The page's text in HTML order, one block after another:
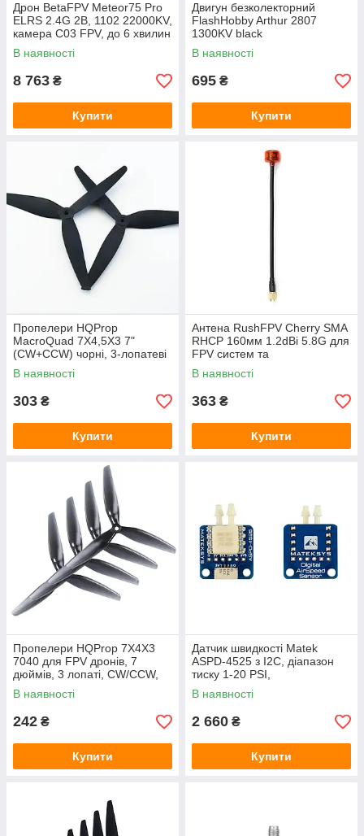
Дрон BetaFPV Meteor75 Pro
ELRS 2.4G 2B, 1102 22000KV,
камера C03 FPV, до 6 хвилин
польоту, пропелери Gemfan
45 мм
В наявності
8 763 ₴
Купити
Двигун безколекторний
FlashHobby Arthur 2807
1300KV black
В наявності
695 ₴
Купити
Пропелери HQProp
MacroQuad 7X4,5X3 7"
(CW+CCW) чорні, 3-лопатеві
для квадрокоптерів та FPV
В наявності
303 ₴
Купити
Антена RushFPV Cherry SMA
RHCP 160мм 1.2dBi 5.8G для
FPV систем та
відеопередавачів VTX
В наявності
363 ₴
Купити
Пропелери HQProp 7X4X3
7040 для FPV дронів, 7
дюймів, 3 лопаті, CW/CCW,
полікарбонат, 9 г, стабільність
та тяга
В наявності
242 ₴
Купити
Датчик швидкості Matek
ASPD-4525 з I2C, діапазон
тиску 1-20 PSI,
температурний діапазон -40
° C до 125 ° C
В наявності
2 660 ₴
Купити